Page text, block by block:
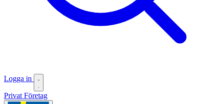
Logga in
Privat Företag